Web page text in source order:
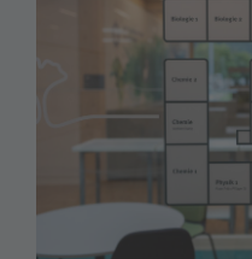
Kollegskollektion
Archiv
Videos
Jubiläumsjahr
Wappen